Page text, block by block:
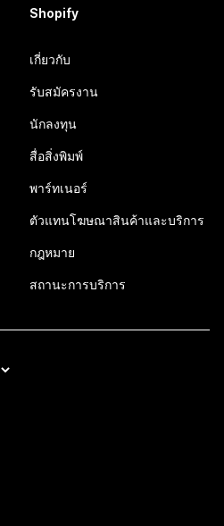
Shopify
เกี่ยวกับ
รับสมัครงาน
นักลงทุน
สื่อสิ่งพิมพ์
พาร์ทเนอร์
ตัวแทนโฆษณาสินค้าและบริการ
กฎหมาย
สถานะการบริการ